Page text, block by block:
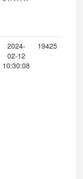
2024-
02-12
10:30:08
19425